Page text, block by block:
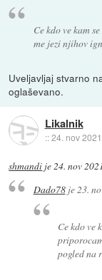
Ce kdo ve kam
me jezi njihov
Uveljavljaj stvarno
oglaševano.
Likalnik
::24. nov
shmandi je24. nov
Dado78je23.
Ce kdo ve
pogled na